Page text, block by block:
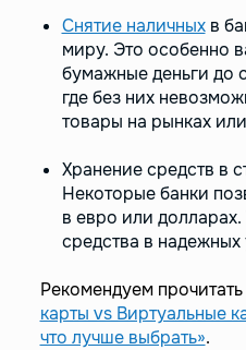
Снятие наличныхв
миру. Это особенно
бумажные деньги до
где без них
товары на рынках
Хранение средств в
Некоторые банки
в евро или
средства в надежных
Рекомендуем прочитать
карты vs Виртуальные
что лучше выбрать».